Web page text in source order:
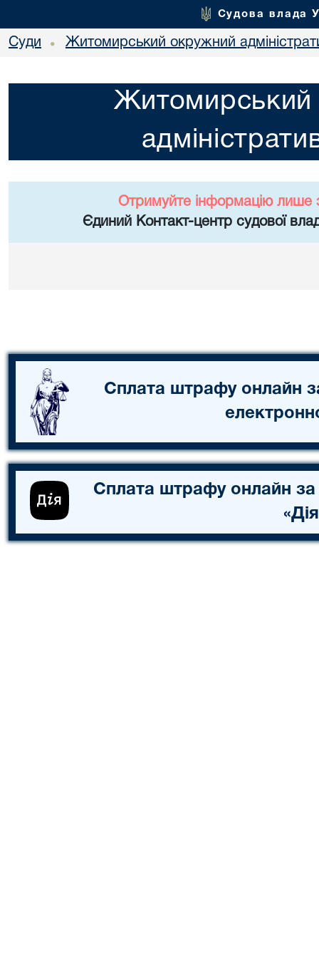
Судова влада
Суди • Житомирський окружний
Житомирський
Отримуйте інформацію лише
Єдиний Контакт-центр судової
Сплата штрафу онлайн
Сплата штрафу онлайн